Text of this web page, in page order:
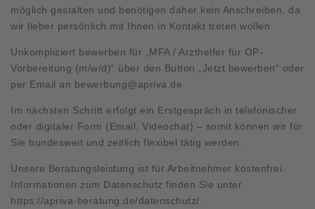
möglich gestalten und benötigen daher kein Anschreiben, da
wir lieber persönlich mit Ihnen in Kontakt treten wollen.
Unkompliziert bewerben für „MFA / Arzthelfer für OP-
Vorbereitung (m/w/d)“ über den Button „Jetzt bewerben“ oder
per Email an bewerbung@apriva.de
Im nächsten Schritt erfolgt ein Erstgespräch in telefonischer
oder digitaler Form (Email, Videochat) – somit können wir für
Sie bundesweit und zeitlich flexibel tätig werden.
Unsere Beratungsleistung ist für Arbeitnehmer kostenfrei.
Informationen zum Datenschutz finden Sie unter
https://apriva-beratung.de/datenschutz/